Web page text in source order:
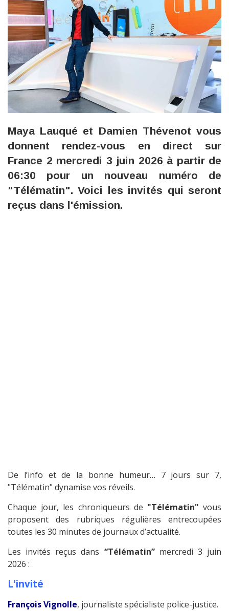
Maya Lauqué et Damien Thévenot vous
donnent rendez-vous en direct sur
France 2 mercredi 3 juin 2026 à partir de
06:30 pour un nouveau numéro de
"Télématin". Voici les invités qui seront
reçus dans l'émission.
De l’info et de la bonne humeur… 7 jours sur 7,
"Télématin" dynamise vos réveils.
Chaque jour, les chroniqueurs de "Télématin" vous
proposent des rubriques régulières entrecoupées
toutes les 30 minutes de journaux d’actualité.
Les invités reçus dans “Télématin”mercredi 3 juin
2026 :
L'invité
François Vignolle, journaliste spécialiste police-justice.